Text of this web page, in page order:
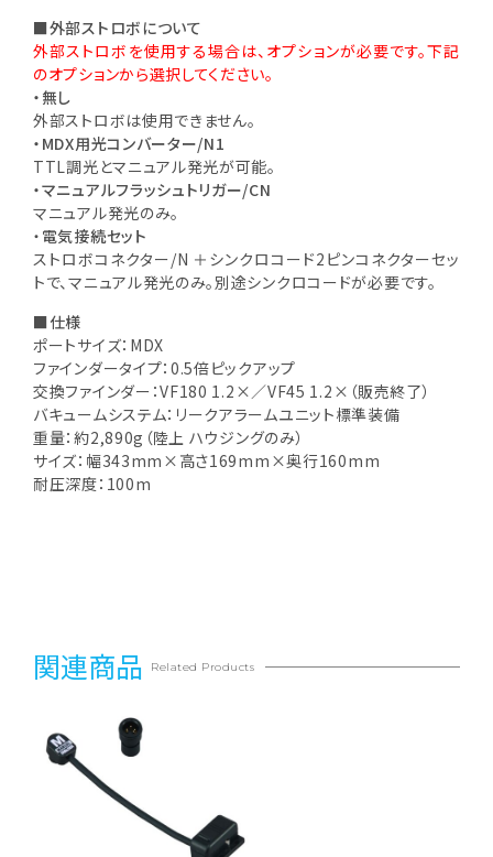
■外部ストロボについて
外部ストロボを使用する場合は、オプションが必要です。下記
のオプションから選択してください。
・無し
外部ストロボは使用できません。
・MDX用光コンバーター/N1
TTL調光とマニュアル発光が可能。
・マニュアルフラッシュトリガー/CN
マニュアル発光のみ。
・ 電気接続セット
ストロボコネクター/N ＋シンクロコード2ピンコネクターセッ
トで、マニュアル発光のみ。別途シンクロコードが必要です。
■仕様
ポートサイズ：MDX
ファインダータイプ：0.5倍ピックアップ
交換ファインダー：VF180 1.2×／VF45 1.2×（販売終了）
バキュームシステム：リークアラームユニット標準装備
重量：約2,890g（陸上 ハウジングのみ）
サイズ：幅343mm×高さ169mm×奥行160mm
耐圧深度：100m
関連商品 Related Products